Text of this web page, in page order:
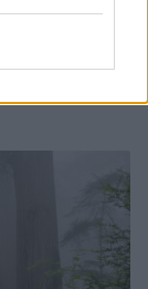
menacés
un groupe